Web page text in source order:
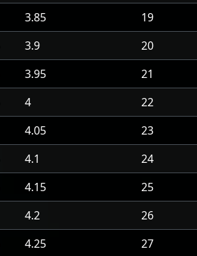
3.85 19
3.9 20
3.95 21
4 22
4.05 23
4.1 24
4.15 25
4.2 26
4.25 27